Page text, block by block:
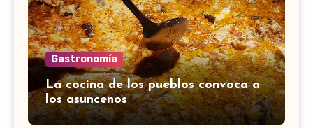
Gastronomía
La cocina de los pueblos convoca a
los asuncenos